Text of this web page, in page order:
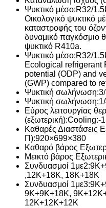
Ψυκτικό μέσο:R32/
Οικολογικό ψυκτικό
καταστροφής του
δυναμικό παγκόσμιο
ψυκτικό R410a.
Ψυκτικό μέσο:R32/
Ecological refrigerant
potential (ODP) and
(GWP) compared to
Ψυκτική σωλήνωση:
Ψυκτική σωλήνωση:
Εύρος λειτουργίας
(εξωτερική):Cooling:-
Καθαρές Διαστάσεις
Π):920×699×380
Καθαρό βάρος
Μεικτό βάρος
Συνδυασμοί 1με2:
,12K+18K, 18K+18K
Συνδυασμοί 1με3:
9K+9K+18K,
12K+12K+12K